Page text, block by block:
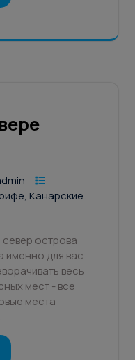
Канарские
север острова
именно для вас
весь
мест - все
места